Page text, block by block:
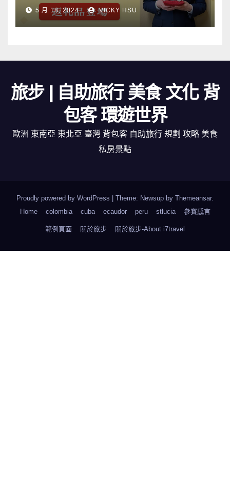
5 月 18, 2024 VICKY HSU
旅步 | 自助旅行 美食 文化 背
包客 環遊世界
歐洲 東南亞 東北亞 臺灣 背包客 自助旅行 規劃 攻略 美食
私房景點
Proudly powered by WordPress Theme: Newsup by Themeansar.
Home
colombia cuba ecaudor peru stlucia 參賽感言
範例頁面 關於旅步 關於旅步-About i7travel